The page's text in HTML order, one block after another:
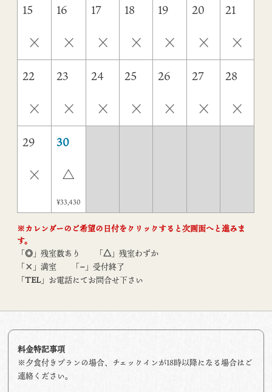
15
×
16
×
17
×
18
×
19
×
20
×
21
×
22
×
23
×
24
×
25
×
26
×
27
×
28
×
29
×
30
△
¥33,430
※カレンダーのご希望の日付をクリックすると次画面へと進みま
す。
「◎ 」残室数あり 「△ 」残室わずか
「× 」満室 「− 」受付終了
「TEL」お電話にてお問合せ下さい
料金特記事項
※夕食付きプランの場合、チェックインが18時以降になる場合はご
連絡ください。